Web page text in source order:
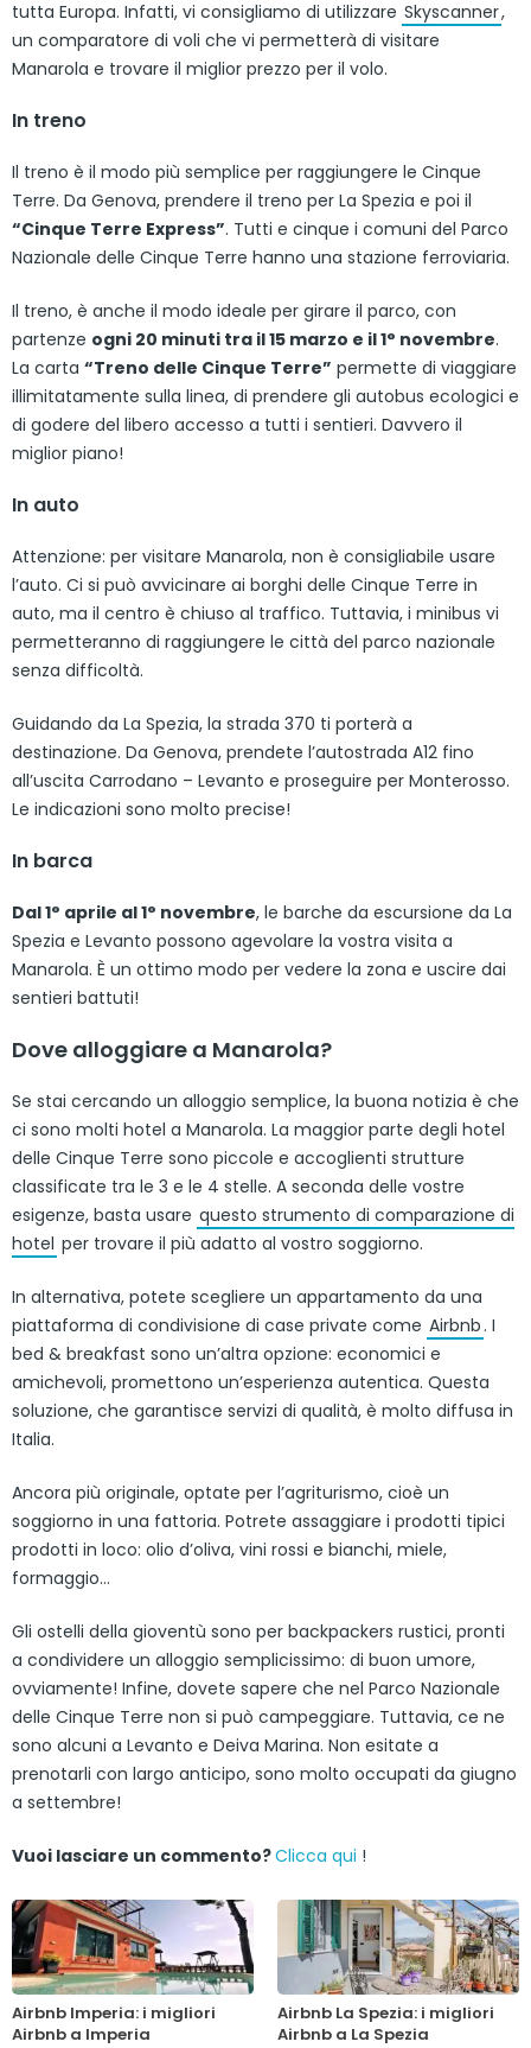
tutta Europa. Infatti, vi consigliamo di utilizzare Skyscanner,
un comparatore di voli che vi permetterà di visitare
Manarola e trovare il miglior prezzo per il volo.
In treno
Il treno è il modo più semplice per raggiungere le Cinque
Terre. Da Genova, prendere il treno per La Spezia e poi il
“Cinque Terre Express”. Tutti e cinque i comuni del Parco
Nazionale delle Cinque Terre hanno una stazione ferroviaria.
Il treno, è anche il modo ideale per girare il parco, con
partenze ogni 20 minuti tra il 15 marzo e il 1° novembre.
La carta “Treno delle Cinque Terre” permette di viaggiare
illimitatamente sulla linea, di prendere gli autobus ecologici e
di godere del libero accesso a tutti i sentieri. Davvero il
miglior piano!
In auto
Attenzione: per visitare Manarola, non è consigliabile usare
l’auto. Ci si può avvicinare ai borghi delle Cinque Terre in
auto, ma il centro è chiuso al traffico. Tuttavia, i minibus vi
permetteranno di raggiungere le città del parco nazionale
senza difficoltà.
Guidando da La Spezia, la strada 370 ti porterà a
destinazione. Da Genova, prendete l’autostrada A12 fino
all’uscita Carrodano – Levanto e proseguire per Monterosso.
Le indicazioni sono molto precise!
In barca
Dal 1° aprile al 1° novembre, le barche da escursione da La
Spezia e Levanto possono agevolare la vostra visita a
Manarola. È un ottimo modo per vedere la zona e uscire dai
sentieri battuti!
Dove alloggiare a Manarola?
Se stai cercando un alloggio semplice, la buona notizia è che
ci sono molti hotel a Manarola. La maggior parte degli hotel
delle Cinque Terre sono piccole e accoglienti strutture
classificate tra le 3 e le 4 stelle. A seconda delle vostre
esigenze, basta usare questo strumento di comparazione di
hotel per trovare il più adatto al vostro soggiorno.
In alternativa, potete scegliere un appartamento da una
piattaforma di condivisione di case private come Airbnb . I
bed & breakfast sono un’altra opzione: economici e
amichevoli, promettono un’esperienza autentica. Questa
soluzione, che garantisce servizi di qualità, è molto diffusa in
Italia.
Ancora più originale, optate per l’agriturismo, cioè un
soggiorno in una fattoria. Potrete assaggiare i prodotti tipici
prodotti in loco: olio d’oliva, vini rossi e bianchi, miele,
formaggio…
Gli ostelli della gioventù sono per backpackers rustici, pronti
a condividere un alloggio semplicissimo: di buon umore,
ovviamente! Infine, dovete sapere che nel Parco Nazionale
delle Cinque Terre non si può campeggiare. Tuttavia, ce ne
sono alcuni a Levanto e Deiva Marina. Non esitate a
prenotarli con largo anticipo, sono molto occupati da giugno
a settembre!
Vuoi lasciare un commento?Clicca qui !
Airbnb Imperia: i migliori
Airbnb a Imperia
Airbnb La Spezia: i migliori
Airbnb a La Spezia